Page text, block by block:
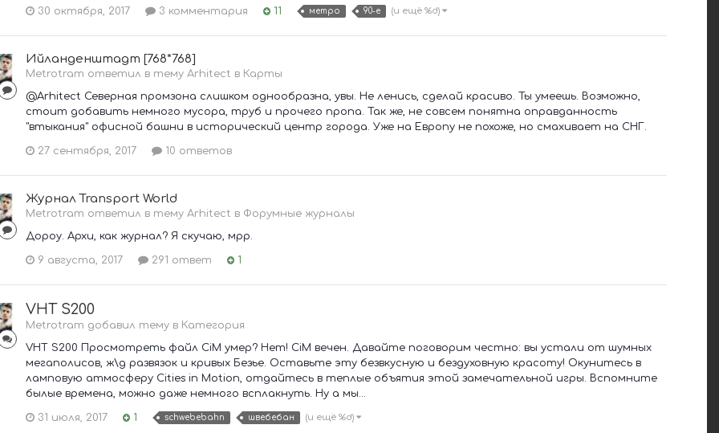
30 октября, 2017 3 комментария 11 метро 90-е (и ещё %d)
Ийланденштадт [768*768]
Metrotram ответил в тему Arhitect в Карты
@Arhitect Северная промзона слишком однообразна, увы. Не ленись, сделай красиво. Ты умеешь. Возможно,
стоит добавить немного мусора, труб и прочего пропа. Так же, не совсем понятна оправданность
"втыкания" офисной башни в исторический центр города. Уже на Европу не похоже, но смахивает на СНГ.
27 сентября, 2017 10 ответов
Журнал Transport World
Metrotram ответил в тему Arhitect в Форумные журналы
Дороу. Архи, как журнал? Я скучаю, мрр.
9 августа, 2017 291 ответ 1
VHT S200
Metrotram добавил тему в Категория
VHT S200 Просмотреть файл CiM умер? Нет! CiM вечен. Давайте поговорим честно: вы устали от шумных
мегаполисов, ж\д развязок и кривых Безье. Оставьте эту безвкусную и бездуховную красоту! Окунитесь в
ламповую атмосферу Cities in Motion, отдайтесь в теплые объятия этой замечательной игры. Вспомните
былые времена, можно даже немного всплакнуть. Ну а мы...
31 июля, 2017 1 schwebebahn швебебан (и ещё %d)